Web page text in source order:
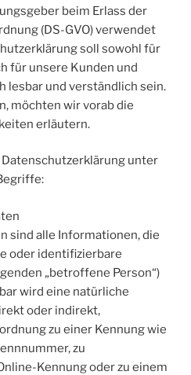
beim Erlass der
(DS-GVO) verwendet
soll sowohl für
für unsere Kunden und
lesbar und verständlich sein.
möchten wir vorab die
erläutern.
unter
sind alle Informationen, die
oder identifizierbare
„betroffene Person“)
wird eine natürliche
oder indirekt,
zu einer Kennung wie
zu
Kennung oder zu einem